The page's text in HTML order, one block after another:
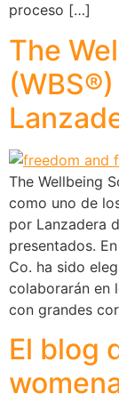
proceso […]
The
The Wellbeing
como uno de
por Lanzadera
presentados.
Co. ha sido
colaborarán en
con grandes
El blog